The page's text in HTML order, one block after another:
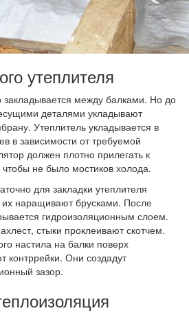
утеплителя
закладывается между балками. Но до
деталями укладывают
Утеплитель укладывается в
в зависимости от требуемой
должен плотно прилегать к
не было мостиков холода.
для закладки утеплителя
наращивают брусками. После
гидроизоляционным слоем.
стыки проклеивают скотчем.
настила на балки поверх
контррейки. Они создадут
зазор.